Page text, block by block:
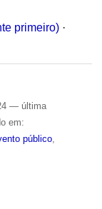
primeiro) ·
— última
em:
público,